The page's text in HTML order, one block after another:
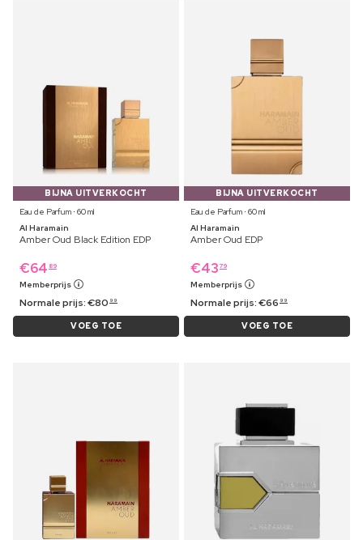
BIJNA UITVERKOCHT
Eau de Parfum ⋅ 60 ml
Al Haramain
Amber Oud Black Edition EDP
€64 89
Memberprijs
Normale prijs:€80 99
VOEG TOE
BIJNA UITVERKOCHT
Eau de Parfum ⋅ 60 ml
Al Haramain
Amber Oud EDP
€43 79
Memberprijs
Normale prijs:€66 99
VOEG TOE